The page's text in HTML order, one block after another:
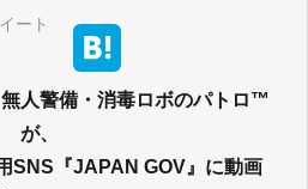
ート
無人警備・消毒ロボのパトロ™
が、
SNS『JAPAN GOV』に動画